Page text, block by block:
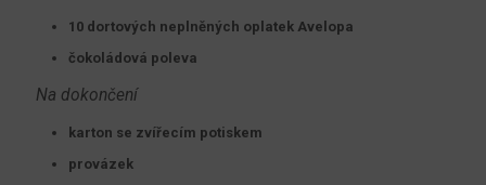
10 dortových neplněných oplatek Avelopa
čokoládová poleva
Na dokončení
karton se zvířecím potiskem
provázek